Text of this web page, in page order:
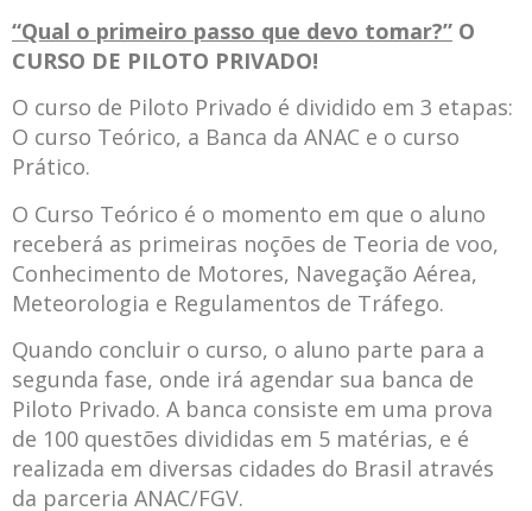
“Qual o primeiro passo que devo tomar?” O
CURSO DE PILOTO PRIVADO!
O curso de Piloto Privado é dividido em 3 etapas:
O curso Teórico, a Banca da ANAC e o curso
Prático.
O Curso Teórico é o momento em que o aluno
receberá as primeiras noções de Teoria de voo,
Conhecimento de Motores, Navegação Aérea,
Meteorologia e Regulamentos de Tráfego.
Quando concluir o curso, o aluno parte para a
segunda fase, onde irá agendar sua banca de
Piloto Privado. A banca consiste em uma prova
de 100 questões divididas em 5 matérias, e é
realizada em diversas cidades do Brasil através
da parceria ANAC/FGV.